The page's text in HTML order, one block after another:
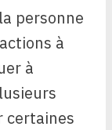
personne
à
à
certaines